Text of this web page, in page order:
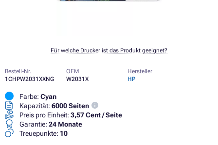
Für welche Drucker ist das Produkt geeignet?
Bestell-Nr.
1CHPW2031XXNG
OEM
W2031X
Hersteller
HP
Farbe: Cyan
Kapazität: 6000 Seiten
Preis pro Einheit: 3,57 Cent / Seite
Garantie: 24 Monate
Treuepunkte: 10